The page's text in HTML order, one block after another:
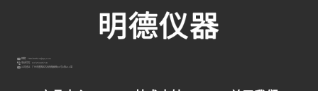
邮箱：798789514@qq.com
电话号码：13725445718
公司地址：广州市番禺区大石街敏昌街96号3栋213室